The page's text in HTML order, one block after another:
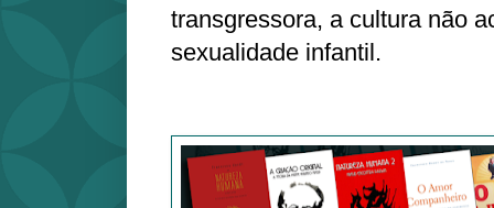
transgressora, a cultura não
sexualidade infantil.